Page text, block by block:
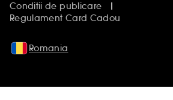
Conditii de publicare
Regulament Card Cadou
Romania